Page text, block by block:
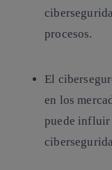
procesos.
El
en los
puede influir